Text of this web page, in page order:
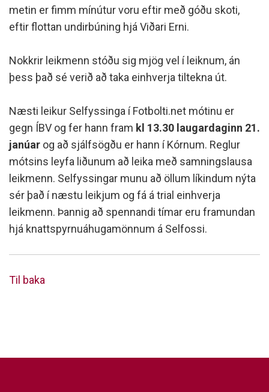
metin er fimm mínútur voru eftir með góðu skoti,
eftir flottan undirbúning hjá Viðari Erni.
Nokkrir leikmenn stóðu sig mjög vel í leiknum, án
þess það sé verið að taka einhverja tiltekna út.
Næsti leikur Selfyssinga í Fotbolti.net mótinu er
gegn ÍBV og fer hann fram kl 13.30 laugardaginn 21.
janúar og að sjálfsögðu er hann í Kórnum. Reglur
mótsins leyfa liðunum að leika með samningslausa
leikmenn. Selfyssingar munu að öllum líkindum nýta
sér það í næstu leikjum og fá á trial einhverja
leikmenn. Þannig að spennandi tímar eru framundan
hjá knattspyrnuáhugamönnum á Selfossi.
Til baka